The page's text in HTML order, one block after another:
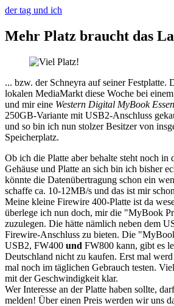
der tag und ich
Mehr Platz braucht das
... bzw. der Schneyra auf seiner Festplatte.
lokalen MediaMarkt diese Woche bei
und mir eine Western Digital MyBook
250GB-Variante mit USB2-Anschluss
und so bin ich nun stolzer Besitzer von
Speicherplatz.
Ob ich die Platte aber behalte steht noch in
Gehäuse und Platte an sich bin ich bisher
könnte die Datenübertragung schon ein
schaffe ca. 10-12MB/s und das ist mir
Meine kleine Firewire 400-Platte ist da
überlege ich nun doch, mir die "MyBook
zuzulegen. Die hätte nämlich neben dem
Firewire-Anschluss zu bieten. Die
USB2, FW400 und FW800 kann, gibt es
Deutschland nicht zu kaufen. Erst mal
mal noch im täglichen Gebrauch testen.
mit der Geschwindigkeit klar.
Wer Interesse an der Platte haben sollte,
melden! Über einen Preis werden wir uns